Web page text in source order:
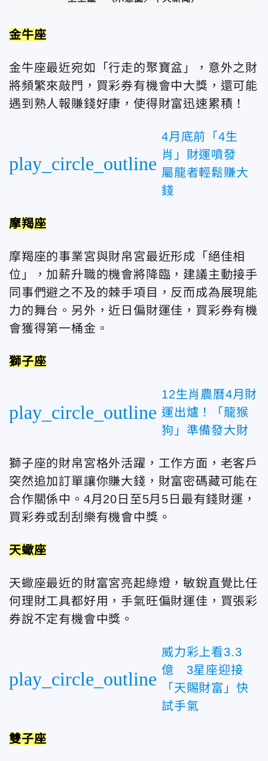
金牛座
金牛座最近宛如「行走的聚寶盆」，意外之財
將頻繁來敲門，買彩券有機會中大獎，還可能
遇到熟人報賺錢好康，使得財富迅速累積！
play_circle_outline
4月底前「4生
肖」財運噴發
屬龍者輕鬆賺大
錢
摩羯座
摩羯座的事業宮與財帛宮最近形成「絕佳相
位」，加薪升職的機會將降臨，建議主動接手
同事們避之不及的棘手項目，反而成為展現能
力的舞台。另外，近日偏財運佳，買彩券有機
會獲得第一桶金。
獅子座
play_circle_outline
12生肖農曆4月財
運出爐！「龍猴
狗」準備發大財
獅子座的財帛宮格外活躍，工作方面，老客戶
突然追加訂單讓你賺大錢，財富密碼藏可能在
合作關係中。4月20日至5月5日最有錢財運，
買彩券或刮刮樂有機會中獎。
天蠍座
天蠍座最近的財富宮亮起綠燈，敏銳直覺比任
何理財工具都好用，手氣旺偏財運佳，買張彩
券說不定有機會中獎。
play_circle_outline
威力彩上看3.3
億 3星座迎接
「天賜財富」快
試手氣
雙子座